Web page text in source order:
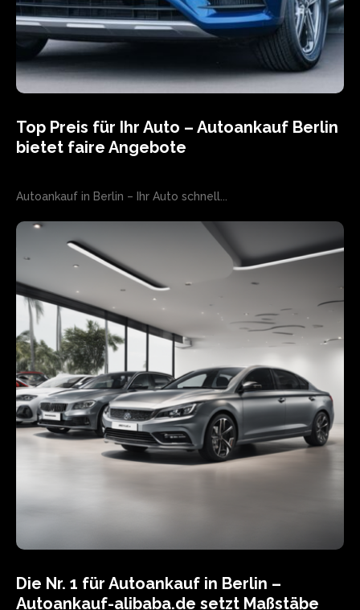
Top Preis für Ihr Auto – Autoankauf Berlin
bietet faire Angebote
Autoankauf in Berlin – Ihr Auto schnell...
Die Nr. 1 für Autoankauf in Berlin –
Autoankauf-alibaba.de setzt Maßstäbe